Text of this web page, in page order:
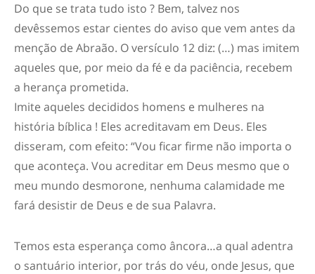
Do que se trata tudo isto ? Bem, talvez nos
devêssemos estar cientes do aviso que vem antes da
menção de Abraão. O versículo 12 diz: (…) mas imitem
aqueles que, por meio da fé e da paciência, recebem
a herança prometida.
Imite aqueles decididos homens e mulheres na
história bíblica ! Eles acreditavam em Deus. Eles
disseram, com efeito: “Vou ficar firme não importa o
que aconteça. Vou acreditar em Deus mesmo que o
meu mundo desmorone, nenhuma calamidade me
fará desistir de Deus e de sua Palavra.
Temos esta esperança como âncora…a qual adentra
o santuário interior, por trás do véu, onde Jesus, que